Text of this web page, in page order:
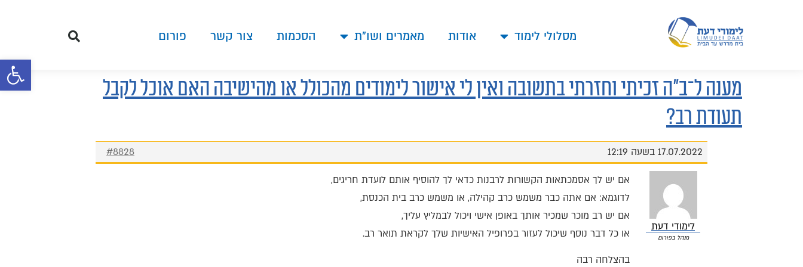
פתח
מסלולי לימוד אודות מאמרים ושו"ת הסכמות צור קשר פורום
מענה ל־ב"ה זכיתי וחזרתי בתשובה ואין לי אישור לימודים מהכולל או מהישיבה האם אוכל לקבל
תעודת רב?
17.07.2022 בשעה 12:19 #8828
לימודי דעת
מנהל בפורום
אם יש לך אסמכתאות הקשורות לרבנות כדאי לך להוסיף אותם לועדת חריגים,
לדוגמא: אם אתה כבר משמש כרב קהילה, או משמש כרב בית הכנסת,
אם יש רב מוכר שמכיר אותך באופן אישי ויכול לבמליץ עליך,
או כל דבר נוסף שיכול לעזור בפרופיל האישיות שלך לקראת תואר רב.
בהצלחה רבה